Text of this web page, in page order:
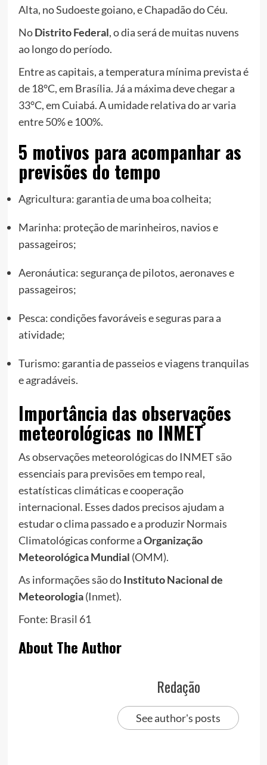
Alta, no Sudoeste goiano, e Chapadão do Céu.
NoDistrito Federal, o dia será de muitas nuvens
ao longo do período.
Entre as capitais, a temperatura mínima prevista é
de 18°C, em Brasília. Já a máxima deve chegar a
33°C, em Cuiabá. A umidade relativa do ar varia
entre 50% e 100%.
5 motivos para acompanhar as
previsões do tempo
Agricultura: garantia de uma boa colheita;
Marinha: proteção de marinheiros, navios e
passageiros;
Aeronáutica: segurança de pilotos, aeronaves e
passageiros;
Pesca: condições favoráveis e seguras para a
atividade;
Turismo: garantia de passeios e viagens tranquilas
e agradáveis.
Importância das observações
meteorológicas no INMET
As observações meteorológicas do INMET são
essenciais para previsões em tempo real,
estatísticas climáticas e cooperação
internacional. Esses dados precisos ajudam a
estudar o clima passado e a produzir Normais
Climatológicas conforme aOrganização
Meteorológica Mundial (OMM).
As informações são doInstituto Nacional de
Meteorologia(Inmet).
Fonte: Brasil 61
About The Author
Redação
See author's posts